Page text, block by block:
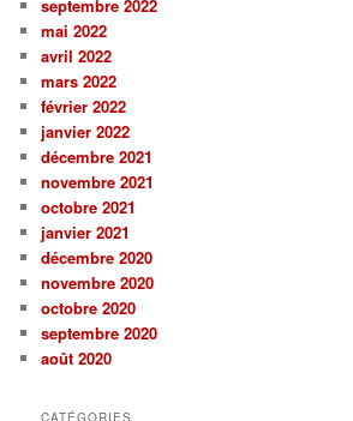
septembre 2022
mai 2022
avril 2022
mars 2022
février 2022
janvier 2022
décembre 2021
novembre 2021
octobre 2021
janvier 2021
décembre 2020
novembre 2020
octobre 2020
septembre 2020
août 2020